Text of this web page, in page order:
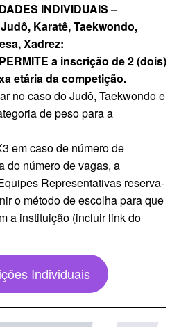
INDIVIDUAIS –
Karatê, Taekwondo,
Xadrez:
a inscrição de 2 (dois)
etária da competição.
no caso do Judô, Taekwondo e
de peso para a
em caso de número de
do número de vagas, a
Representativas reserva-
o método de escolha para que
a instituição (incluir link do
Individuais